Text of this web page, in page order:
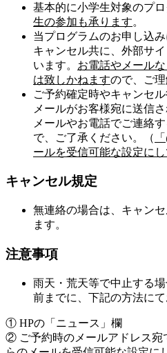
基本的に小学生対象のプロ
生の参加も承ります。
当プログラムのお申し込
キャンセル共に、外部サ
います。 お電話やメール
は致しかねますので、ご理
ご予約確定時やキャンセ
メールがお客様宛に送信
メールやお電話でご連絡
で、ご了承ください。（
ールを受信可能な設定に
キャンセル規定
無連絡の場合は、キャン
ます。
注意事項
雨天・荒天等で中止する
前までに、下記の方法にて
① HPの「ニュース」欄
② ご予約時のメールアドレス宛